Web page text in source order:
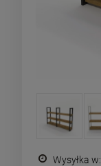
Wysyłka w: